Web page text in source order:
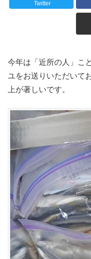
Twitter
今年は「近所の人」こ
ユをお送りいただいて
上が著しいです。